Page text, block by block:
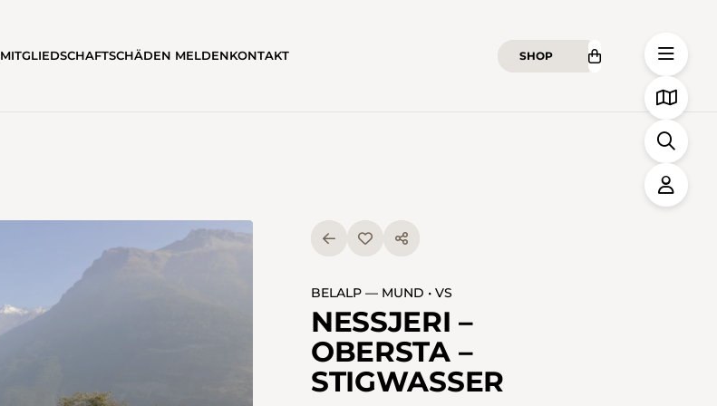
MITGLIEDSCHAFTSCHÄDEN MELDENKONTAKT SHOP
BELALP — MUND • VS
NESSJERI –
OBERSTA –
STIGWASSER